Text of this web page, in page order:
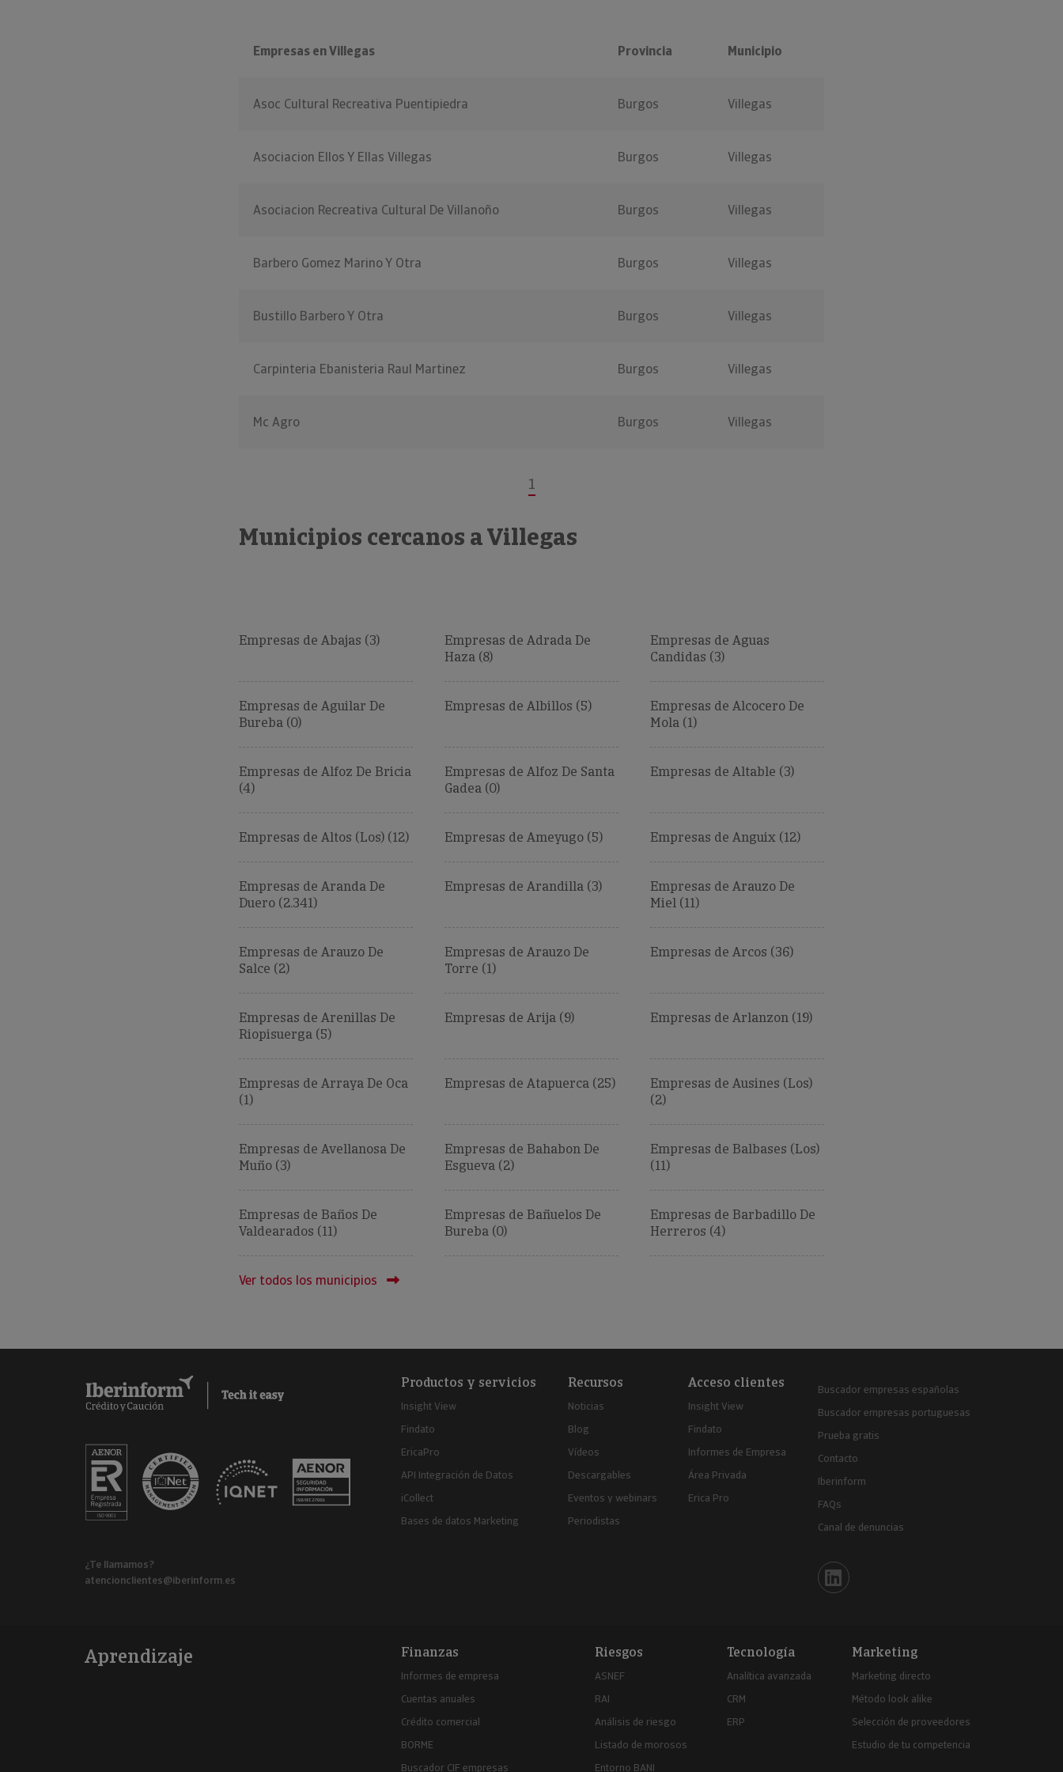
Empresas en Villegas Provincia Municipio
Asoc Cultural Recreativa Puentipiedra Burgos Villegas
Asociacion Ellos Y Ellas Villegas Burgos Villegas
Asociacion Recreativa Cultural De Villanoño Burgos Villegas
Barbero Gomez Marino Y Otra Burgos Villegas
Bustillo Barbero Y Otra Burgos Villegas
Carpinteria Ebanisteria Raul Martinez Burgos Villegas
Mc Agro Burgos Villegas
1
Municipios cercanos a Villegas
Empresas de Abajas (3)
Empresas de Adrada De
Haza (8)
Empresas de Aguas
Candidas (3)
Empresas de Aguilar De
Bureba (0)
Empresas de Albillos (5)
Empresas de Alcocero De
Mola (1)
Empresas de Alfoz De Bricia
(4)
Empresas de Alfoz De Santa
Gadea (0)
Empresas de Altable (3)
Empresas de Altos (Los) (12) Empresas de Ameyugo (5) Empresas de Anguix (12)
Empresas de Aranda De
Duero (2.341)
Empresas de Arandilla (3)
Empresas de Arauzo De
Miel (11)
Empresas de Arauzo De
Salce (2)
Empresas de Arauzo De
Torre (1)
Empresas de Arcos (36)
Empresas de Arenillas De
Riopisuerga (5)
Empresas de Arija (9) Empresas de Arlanzon (19)
Empresas de Arraya De Oca
(1)
Empresas de Atapuerca (25)
Empresas de Ausines (Los)
(2)
Empresas de Avellanosa De
Muño (3)
Empresas de Bahabon De
Esgueva (2)
Empresas de Balbases (Los)
(11)
Empresas de Baños De
Valdearados (11)
Empresas de Bañuelos De
Bureba (0)
Empresas de Barbadillo De
Herreros (4)
Ver todos los municipios
¿Te llamamos?
atencionclientes@iberinform.es
Productos y servicios
Insight View
Findato
EricaPro
API Integración de Datos
iCollect
Bases de datos Marketing
Recursos
Noticias
Blog
Vídeos
Descargables
Eventos y webinars
Periodistas
Acceso clientes
Insight View
Findato
Informes de Empresa
Área Privada
Erica Pro
Buscador empresas españolas
Buscador empresas portuguesas
Prueba gratis
Contacto
Iberinform
FAQs
Canal de denuncias
Iberinform en Linkedin
Aprendizaje Finanzas
Informes de empresa
Cuentas anuales
Crédito comercial
BORME
Buscador CIF empresas
Riesgos
ASNEF
RAI
Análisis de riesgo
Listado de morosos
Entorno BANI
Tecnología
Analítica avanzada
CRM
ERP
Marketing
Marketing directo
Método look alike
Selección de proveedores
Estudio de tu competencia